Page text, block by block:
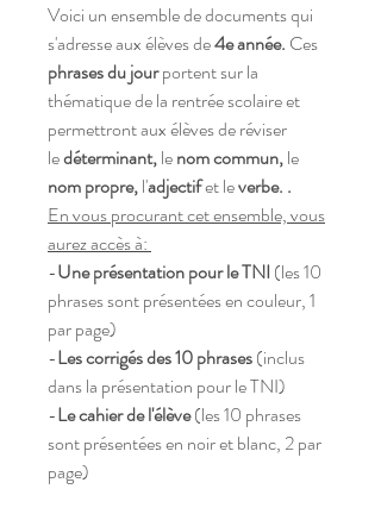
Voici un ensemble de documents qui
s'adresse aux élèves de4e année. Ces
phrases du jourportent sur la
thématique de la rentrée scolaire et
permettront aux élèves de réviser
ledéterminant,lenom commun,le
nom propre,l'adjectifet leverbe. .
En vous procurant cet ensemble, vous
aurez accès à:
-Une présentation pour le TNI (les 10
phrases sont présentées en couleur, 1
par page)
-Les corrigés des 10 phrases(inclus
dans la présentation pour le TNI)
-Le cahier de l'élève(les 10 phrases
sont présentées en noir et blanc, 2 par
page)